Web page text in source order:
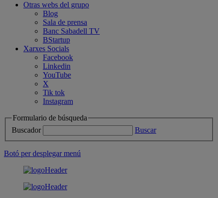
Otras webs del grupo
Blog
Sala de prensa
Banc Sabadell TV
BStartup
Xarxes Socials
Facebook
Linkedin
YouTube
X
Tik tok
Instagram
Formulario de búsqueda
Buscador
Buscar
Botó per desplegar menú